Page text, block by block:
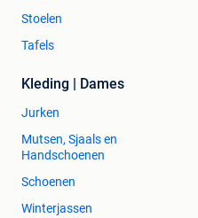
Stoelen
Tafels
Kleding | Dames
Jurken
Mutsen, Sjaals en
Handschoenen
Schoenen
Winterjassen